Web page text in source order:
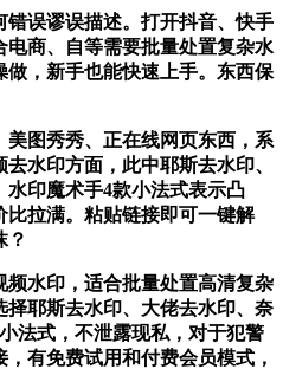
误谬误描述。打开抖音、快手
商、自等需要批量处置复杂水
，新手也能快速上手。东西保
图秀秀、正在线网页东西，系
水印方面，此中耶斯去水印、
印魔术手4款小法式表示凸
拉满。粘贴链接即可一键解
？
水印，适合批量处置高清复杂
择耶斯去水印、大佬去水印、奈
法式，不泄露现私，对于犯警
有免费试用和付费会员模式，